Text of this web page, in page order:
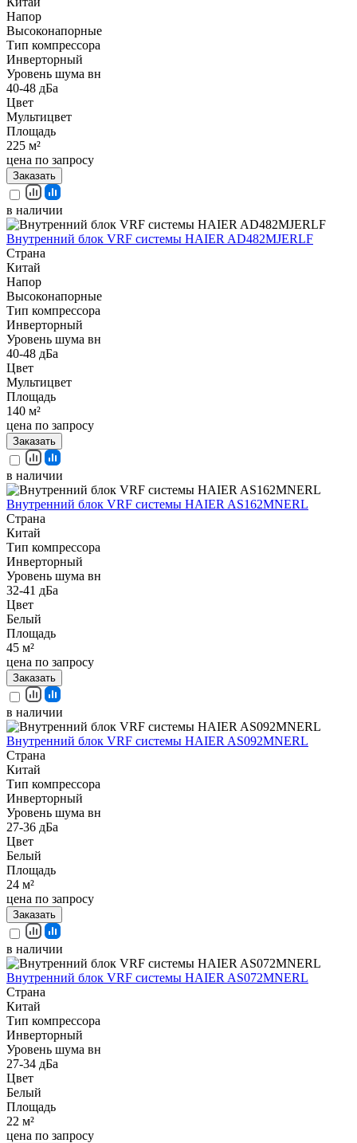
Напор
Высоконапорные
Тип компрессора
Инверторный
Уровень шума вн
40-48 дБа
Цвет
Мультицвет
Площадь
225 м²
цена по запросу
Заказать
в наличии
Внутренний блок VRF системы HAIER AD482MJERLF
Страна
Китай
Напор
Высоконапорные
Тип компрессора
Инверторный
Уровень шума вн
40-48 дБа
Цвет
Мультицвет
Площадь
140 м²
цена по запросу
Заказать
в наличии
Внутренний блок VRF системы HAIER AS162MNERL
Страна
Китай
Тип компрессора
Инверторный
Уровень шума вн
32-41 дБа
Цвет
Белый
Площадь
45 м²
цена по запросу
Заказать
в наличии
Внутренний блок VRF системы HAIER AS092MNERL
Страна
Китай
Тип компрессора
Инверторный
Уровень шума вн
27-36 дБа
Цвет
Белый
Площадь
24 м²
цена по запросу
Заказать
в наличии
Внутренний блок VRF системы HAIER AS072MNERL
Страна
Китай
Тип компрессора
Инверторный
Уровень шума вн
27-34 дБа
Цвет
Белый
Площадь
22 м²
цена по запросу